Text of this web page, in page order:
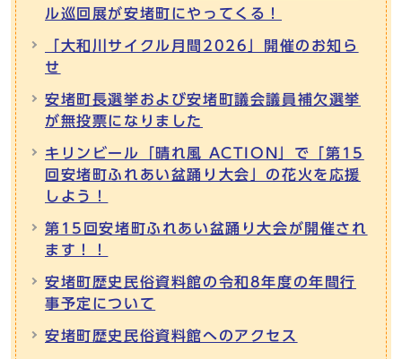
ル巡回展が安堵町にやってくる！
「大和川サイクル月間2026」開催のお知ら
せ
安堵町長選挙および安堵町議会議員補欠選挙
が無投票になりました
キリンビール「晴れ風 ACTION」で「第15
回安堵町ふれあい盆踊り大会」の花火を応援
しよう！
第15回安堵町ふれあい盆踊り大会が開催され
ます！！
安堵町歴史民俗資料館の令和8年度の年間行
事予定について
安堵町歴史民俗資料館へのアクセス